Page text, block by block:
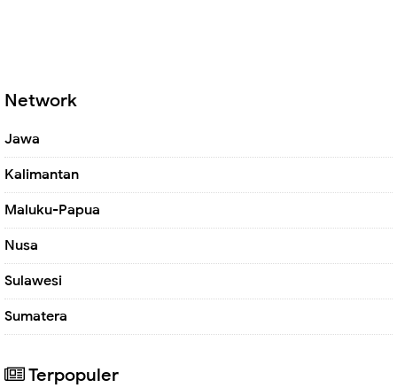
Network
Jawa
Kalimantan
Maluku-Papua
Nusa
Sulawesi
Sumatera
Terpopuler